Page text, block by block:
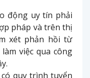
động uy tín phải
pháp và trên thị
xét phản hồi từ
việc qua công
có quy trình tuyển